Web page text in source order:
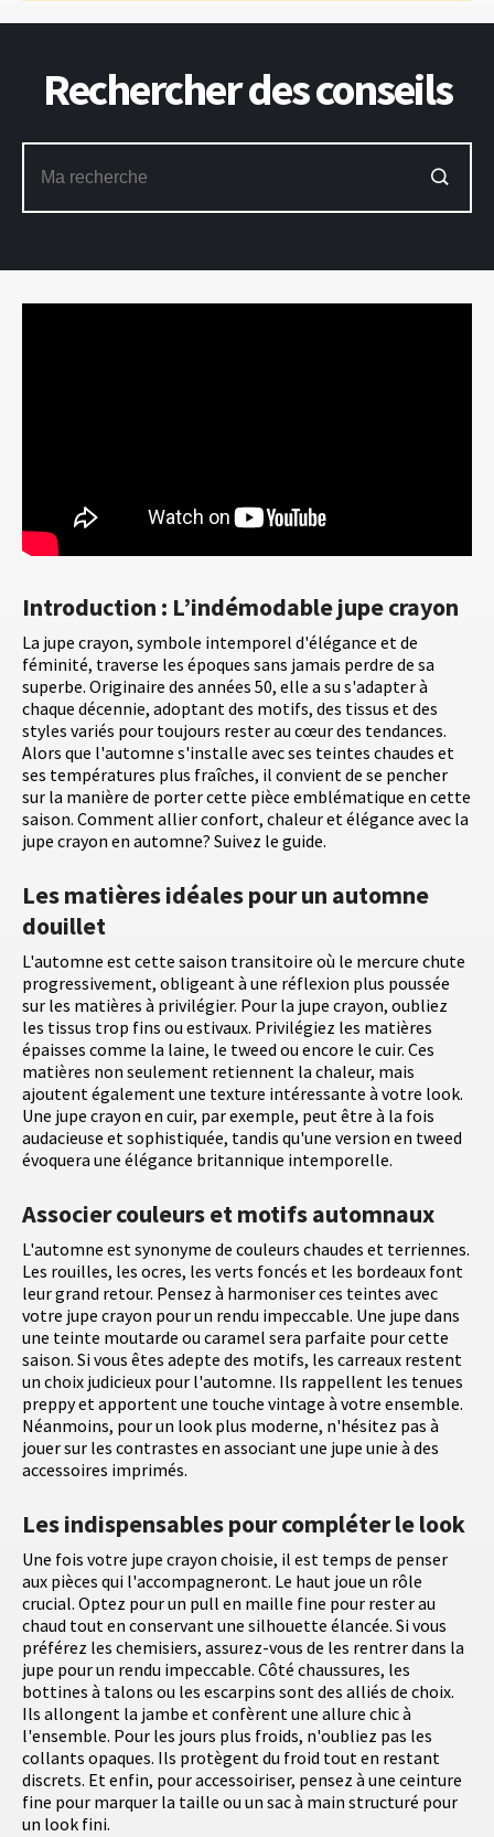
Introduction : L’indémodable jupe crayon
La jupe crayon, symbole intemporel d'élégance et de
féminité, traverse les époques sans jamais perdre de sa
superbe. Originaire des années 50, elle a su s'adapter à
chaque décennie, adoptant des motifs, des tissus et des
styles variés pour toujours rester au cœur des tendances.
Alors que l'automne s'installe avec ses teintes chaudes et
ses températures plus fraîches, il convient de se pencher
sur la manière de porter cette pièce emblématique en cette
saison. Comment allier confort, chaleur et élégance avec la
jupe crayon en automne? Suivez le guide.
Les matières idéales pour un automne
douillet
L'automne est cette saison transitoire où le mercure chute
progressivement, obligeant à une réflexion plus poussée
sur les matières à privilégier. Pour la jupe crayon, oubliez
les tissus trop fins ou estivaux. Privilégiez les matières
épaisses comme la laine, le tweed ou encore le cuir. Ces
matières non seulement retiennent la chaleur, mais
ajoutent également une texture intéressante à votre look.
Une jupe crayon en cuir, par exemple, peut être à la fois
audacieuse et sophistiquée, tandis qu'une version en tweed
évoquera une élégance britannique intemporelle.
Associer couleurs et motifs automnaux
L'automne est synonyme de couleurs chaudes et terriennes.
Les rouilles, les ocres, les verts foncés et les bordeaux font
leur grand retour. Pensez à harmoniser ces teintes avec
votre jupe crayon pour un rendu impeccable. Une jupe dans
une teinte moutarde ou caramel sera parfaite pour cette
saison. Si vous êtes adepte des motifs, les carreaux restent
un choix judicieux pour l'automne. Ils rappellent les tenues
preppy et apportent une touche vintage à votre ensemble.
Néanmoins, pour un look plus moderne, n'hésitez pas à
jouer sur les contrastes en associant une jupe unie à des
accessoires imprimés.
Les indispensables pour compléter le look
Une fois votre jupe crayon choisie, il est temps de penser
aux pièces qui l'accompagneront. Le haut joue un rôle
crucial. Optez pour un pull en maille fine pour rester au
chaud tout en conservant une silhouette élancée. Si vous
préférez les chemisiers, assurez-vous de les rentrer dans la
jupe pour un rendu impeccable. Côté chaussures, les
bottines à talons ou les escarpins sont des alliés de choix.
Ils allongent la jambe et confèrent une allure chic à
l'ensemble. Pour les jours plus froids, n'oubliez pas les
collants opaques. Ils protègent du froid tout en restant
discrets. Et enfin, pour accessoiriser, pensez à une ceinture
fine pour marquer la taille ou un sac à main structuré pour
un look fini.
Rechercher des conseils